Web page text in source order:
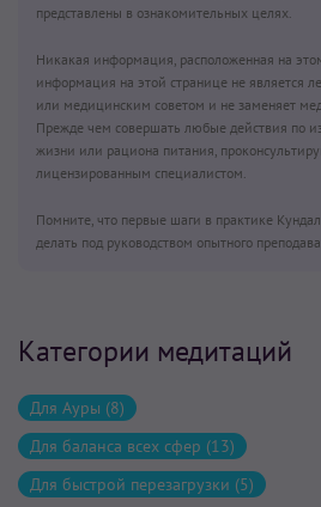
представлены в ознакомительных целях.
Никакая информация, расположенная на
информация на этой странице не является
или медицинским советом и не заменяет
Прежде чем совершать любые действия по
жизни или рациона питания,
лицензированным специалистом.
Помните, что первые шаги в практике
делать под руководством опытного
Категории медитаций
Для Ауры (8)
Для баланса всех сфер (13)
Для быстрой перезагрузки (5)